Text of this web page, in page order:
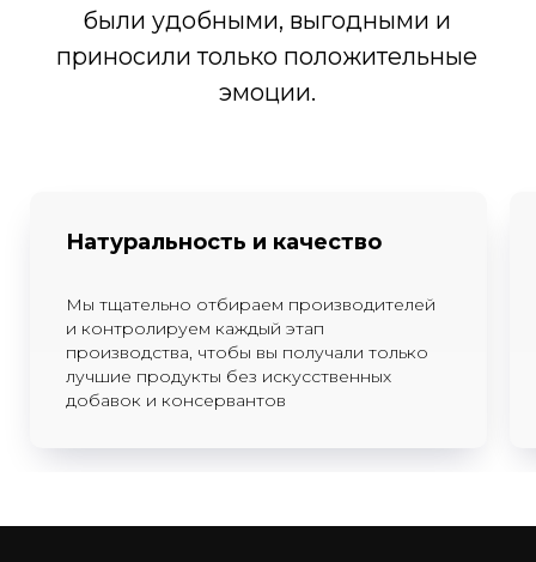
Натуральность и качество
Мы тщательно отбираем производителей
и контролируем каждый этап
производства, чтобы вы получали только
лучшие продукты без искусственных
добавок и консервантов
Политика конфиденциальности
Согласие на обработку персональных данных